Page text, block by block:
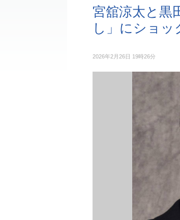
宮舘涼太と黒
し」にショッ
2026年2月26日 19時26分